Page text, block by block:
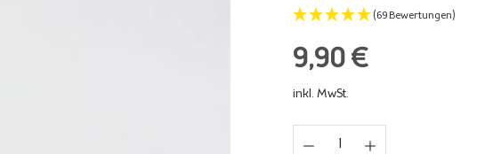
(69 Bewertungen)
9,90 €
inkl. MwSt.